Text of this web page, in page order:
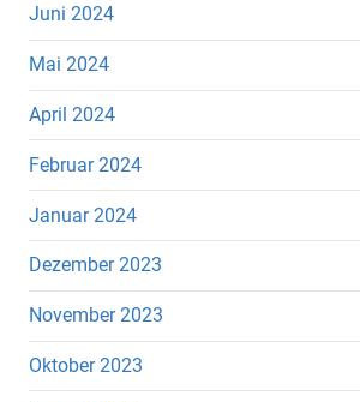
Juni 2024
Mai 2024
April 2024
Februar 2024
Januar 2024
Dezember 2023
November 2023
Oktober 2023